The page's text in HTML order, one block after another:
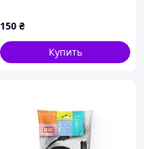
(HDMI(M)/(M)V2.0-2m-347B)
150 ₴
Купить